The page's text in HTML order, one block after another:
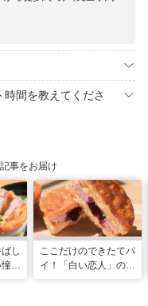
間を教えてくださ
事をお届け
し
憧
ここだけのできたてパ
イ！「白い恋人」の石